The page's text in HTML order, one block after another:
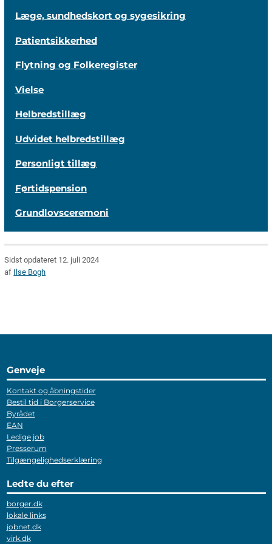
Læge, sundhedskort og sygesikring
Patientsikkerhed
Flytning og Folkeregister
Vielse
Helbredstillæg
Udvidet helbredstillæg
Personligt tillæg
Førtidspension
Grundlovsceremoni
Sidst opdateret 12. juli 2024
af Ilse Bogh
Genveje
Kontakt og åbningstider
Bestil tid i Borgerservice
Byrådet
EAN
Ledige job
Presserum
Tilgængelighedserklæring
Ledte du efter
borger.dk
lokale links
jobnet.dk
virk.dk